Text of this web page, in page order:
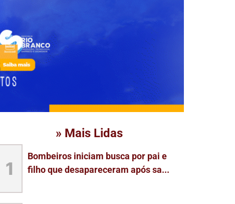
» Mais Lidas
1
Bombeiros iniciam busca por pai e
filho que desapareceram após sa...